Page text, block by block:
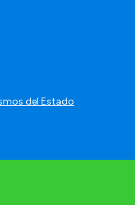
del Estado